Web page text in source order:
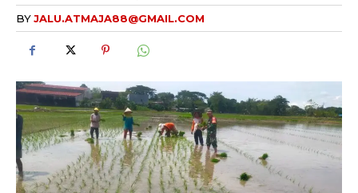
BYJALU.ATMAJA88@GMAIL.COM